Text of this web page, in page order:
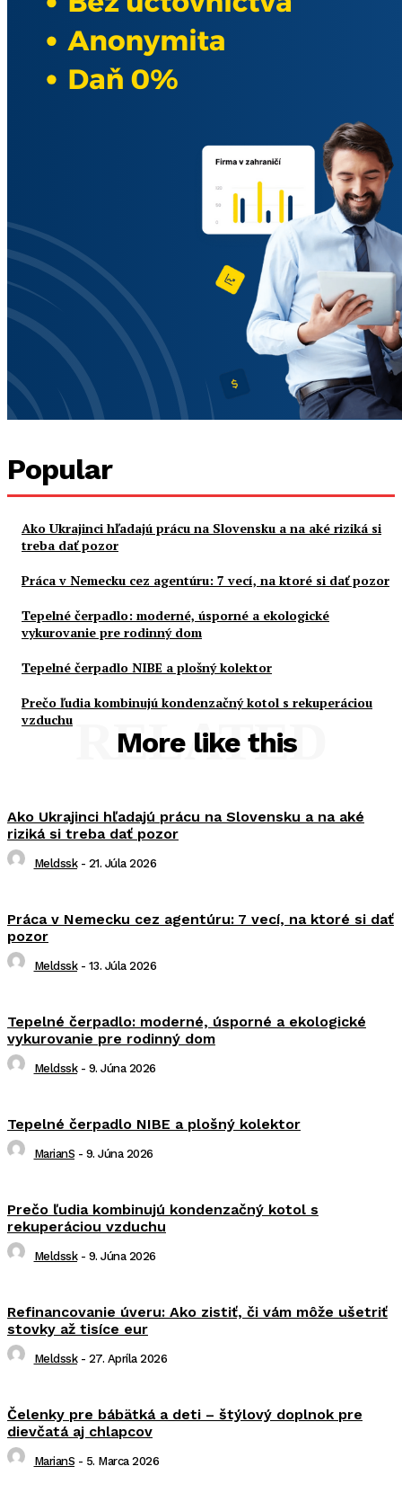
Popular
Ako Ukrajinci hľadajú prácu na Slovensku a na aké riziká si
treba dať pozor
Práca v Nemecku cez agentúru: 7 vecí, na ktoré si dať pozor
Tepelné čerpadlo: moderné, úsporné a ekologické
vykurovanie pre rodinný dom
Tepelné čerpadlo NIBE a plošný kolektor
Prečo ľudia kombinujú kondenzačný kotol s rekuperáciou
vzduchu
More like this
RELATED
Ako Ukrajinci hľadajú prácu na Slovensku a na aké
riziká si treba dať pozor
Meldssk - 21. Júla 2026
Práca v Nemecku cez agentúru: 7 vecí, na ktoré si dať
pozor
Meldssk - 13. Júla 2026
Tepelné čerpadlo: moderné, úsporné a ekologické
vykurovanie pre rodinný dom
Meldssk - 9. Júna 2026
Tepelné čerpadlo NIBE a plošný kolektor
MarianS - 9. Júna 2026
Prečo ľudia kombinujú kondenzačný kotol s
rekuperáciou vzduchu
Meldssk - 9. Júna 2026
Refinancovanie úveru: Ako zistiť, či vám môže ušetriť
stovky až tisíce eur
Meldssk - 27. Apríla 2026
Čelenky pre bábätká a deti – štýlový doplnok pre
dievčatá aj chlapcov
MarianS - 5. Marca 2026